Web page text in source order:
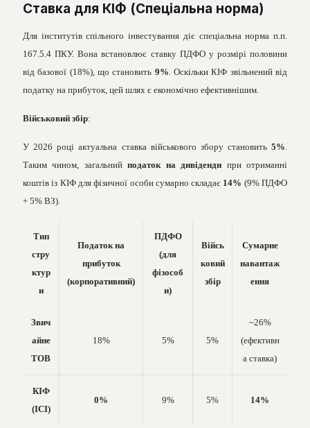
Ставка для КІФ (Спеціальна норма)
Для інститутів спільного інвестування діє спеціальна норма п.п.
167.5.4 ПКУ. Вона встановлює ставку ПДФО у розмірі половини
від базової (18%), що становить 9%. Оскільки КІФ звільнений від
податку на прибуток, цей шлях є економічно ефективнішим.
Військовий збір:
У 2026 році актуальна ставка військового збору становить 5%.
Таким чином, загальнийподаток на дивіденди при отриманні
коштів із КІФ для фізичної особи сумарно складає 14% (9% ПДФО
+ 5% ВЗ).
Тип
стру
ктур
и
Податок на
прибуток
(корпоративний)
ПДФО
(для
фізособ
и)
Війсь
ковий
збір
Сумарне
навантаж
ення
Звич
айне
ТОВ
18% 5% 5%
~26%
(ефективн
а ставка)
КІФ
(ІСІ)
0% 9% 5% 14%